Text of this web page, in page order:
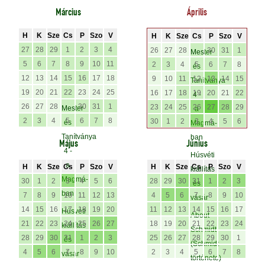
Március
H K Sze Cs P Szo
V
27
28 29 1 2 3
4
5
6 7 8 9 10
11
12
13 14 15 16 17
18
19
20 21 22 23 24
25
26
27 28
Mester
és
Tanítványa
4 -
a
Magmá-
ban
Húsvéti
kiállítás
és
vásár
30 31
1
2
3 4 5 6 7 8
Április
H K Sze Cs P Szo
V
26
27 28
Mester
és
Tanítványa
4 -
a
Magmá-
ban
Húsvéti
kiállítás
és
vásár
About
Schmidt
(Schmidt
története)
30 31
1
2
3 4 5 6 7
8
9
10 11 12 13 14
15
16
17 18 19 20 21
22
23
24 25 26 27 28
29
30
1 2 3 4 5 6
Május
H K Sze Cs P Szo
V
30
1 2 3 4 5
6
7
8 9 10 11 12
13
14
15 16 17 18 19
20
21
22 23 24 25 26
27
28
29 30 31 1 2
3
4
5 6 7 8 9 10
Június
H K Sze Cs P Szo
V
28
29 30 31 1 2
3
4
5 6 7 8 9
10
11
12 13 14 15 16
17
18
19 20 21 22 23
24
25
26 27 28 29 30
1
2
3 4 5 6 7 8